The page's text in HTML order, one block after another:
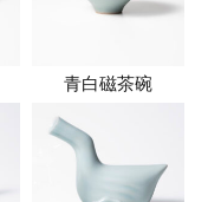
青白磁茶碗